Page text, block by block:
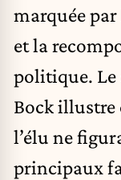
marquée
et la
politique. Le
Bock illustre
l’élu ne
principaux